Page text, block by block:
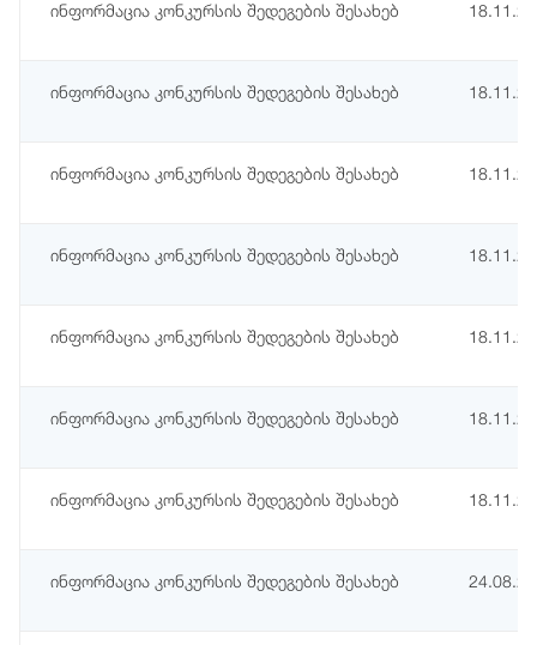
ინფორმაცია კონკურსის შედეგების შესახებ
ინფორმაცია კონკურსის შედეგების შესახებ
ინფორმაცია კონკურსის შედეგების შესახებ
ინფორმაცია კონკურსის შედეგების შესახებ
ინფორმაცია კონკურსის შედეგების შესახებ
ინფორმაცია კონკურსის შედეგების შესახებ
ინფორმაცია კონკურსის შედეგების შესახებ
ინფორმაცია კონკურსის შედეგების შესახებ